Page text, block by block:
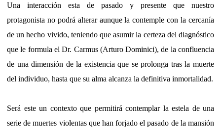
Una interacción esta de pasado y presente que nuestro
protagonista no podrá alterar aunque la contemple con la cercanía
de un hecho vivido, teniendo que asumir la certeza del diagnóstico
que le formula el Dr. Carmus (Arturo Dominici), de la confluencia
de una dimensión de la existencia que se prolonga tras la muerte
del individuo, hasta que su alma alcanza la definitiva inmortalidad.
Será este un contexto que permitirá contemplar la estela de una
serie de muertes violentas que han forjado el pasado de la mansión